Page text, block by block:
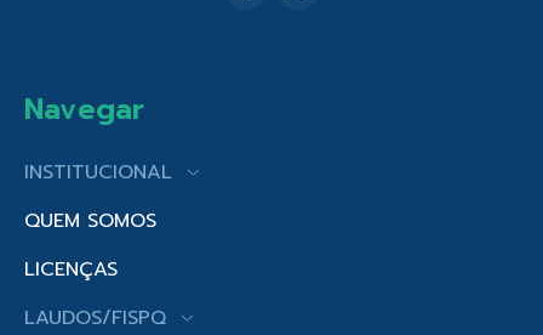
Navegar
INSTITUCIONAL
QUEM SOMOS
LICENÇAS
LAUDOS/FISPQ